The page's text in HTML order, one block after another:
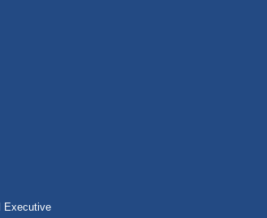
Executive